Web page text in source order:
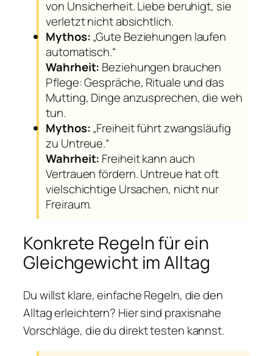
von Unsicherheit. Liebe beruhigt, sie
verletzt nicht absichtlich.
Mythos:„Gute Beziehungen laufen
automatisch.“
Wahrheit: Beziehungen brauchen
Pflege: Gespräche, Rituale und das
Mutting, Dinge anzusprechen, die weh
tun.
Mythos:„Freiheit führt zwangsläufig
zu Untreue.“
Wahrheit: Freiheit kann auch
Vertrauen fördern. Untreue hat oft
vielschichtige Ursachen, nicht nur
Freiraum.
Konkrete Regeln für ein
Gleichgewicht im Alltag
Du willst klare, einfache Regeln, die den
Alltag erleichtern? Hier sind praxisnahe
Vorschläge, die du direkt testen kannst.